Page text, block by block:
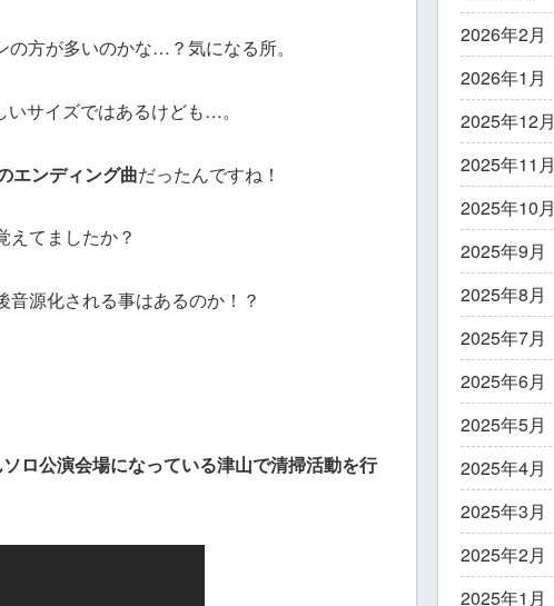
方が多いのかな…？気になる所。
サイズではあるけども…。
エンディング曲だったんですね！
てましたか？
音源化される事はあるのか！？
ロ公演会場になっている津山で清掃活動を行
2026年2月
2026年1月
2025年12月
2025年11月
2025年10月
2025年9月
2025年8月
2025年7月
2025年6月
2025年5月
2025年4月
2025年3月
2025年2月
2025年1月